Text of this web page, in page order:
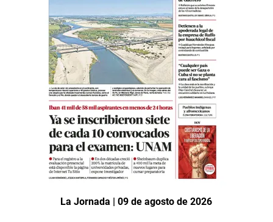
La Jornada | 09 de agosto de 2026